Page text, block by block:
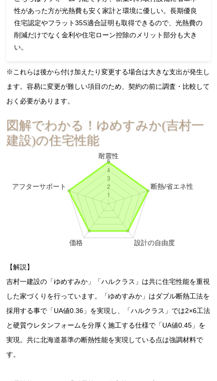
性があった方が光熱費も安く家計と環境に優しい。長期優良
住宅認定やフラット35S適合証明も取得できるので、光熱費の
削減だけでなく金利や住宅ローン控除のメリット部分も大き
い。
※これらは後から付け加えたり変更する場合は大きな支出が発生し
ます。容易に変更が難しい項目のため、契約の前に調査・比較して
おく必要があります。
図解でわかる！ゆめすみか(吉村一
建設)の住宅性能
【解説】
吉村一建設の「ゆめすみか」「ハルクラス」は共に住宅性能を重視
した家づくりを行っています。「ゆめすみか」はダブル断熱工法を
採用する事で「UA値0.36」を実現し、「ハルクラス」では2×6工法
と硬質ウレタンフォームを分厚く施工する仕様で「UA値0.45」を
実現。共に北海道基準の断熱性能を実現している点は強調材料で
す。